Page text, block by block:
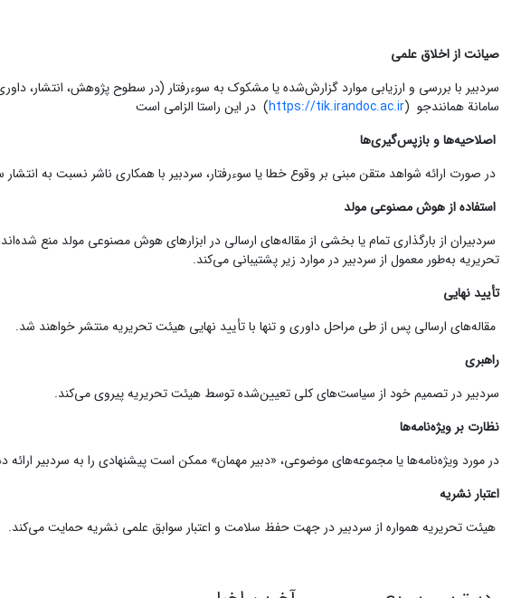
صیانت از اخلاق علمی
سردبیر با بررسی و ارزیابی موارد گزارش‌شده یا مشکوک به سوء‌رفتار (در سطوح پژوهش، انتشار،
سامانة همانندجو (https://tik.irandoc.ac.ir) در این راستا الزامی است
اصلاحیه‌ها و بازپس‌گیری‌ها
در صورت ارائه شواهد متقن مبنی بر وقوع خطا یا سوء‌رفتار، سردبیر با همکاری ناشر نسبت به انتشار
استفاده از هوش مصنوعی مولد
سردبیران از بارگذاری تمام یا بخشی از مقاله‌های ارسالی در ابزارهای هوش مصنوعی مولد منع
تحریریه به‌طور معمول از سردبیر در موارد زیر پشتیبانی می‌کند.
تأیید نهایی
مقاله‌های ارسالی پس از طی مراحل داوری و تنها با تأیید نهایی هیئت تحریریه منتشر خواهند شد.
راهبری
سردبیر در تصمیم خود از سیاست‌های کلی تعیین‌شده توسط هیئت تحریریه پیروی می‌کند.
نظارت بر ویژه‌نامه‌ها
در مورد ویژه‌نامه‌ها یا مجموعه‌های موضوعی، «دبیر مهمان» ممکن است پیشنهادی را به سردبیر
اعتبار نشریه
هیئت تحریریه همواره از سردبیر در جهت حفظ سلامت و اعتبار سوابق علمی نشریه حمایت می‌کند.